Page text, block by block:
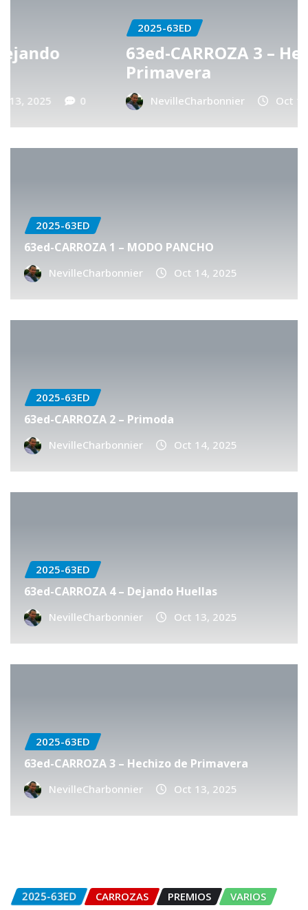
63ed-CARROZA 3 – Hechizo de
NevilleCharbonnier Oct 13, 2025 0
2025-63ED
63ed-CARROZA 1 – MODO PANCHO
NevilleCharbonnier Oct 14, 2025
2025-63ED
63ed-CARROZA 2 – Primoda
NevilleCharbonnier Oct 14, 2025
2025-63ED
63ed-CARROZA 4 – Dejando Huellas
NevilleCharbonnier Oct 13, 2025
2025-63ED
63ed-CARROZA 3 – Hechizo de Primavera
NevilleCharbonnier Oct 13, 2025
2025-63ED CARROZAS PREMIOS VARIOS